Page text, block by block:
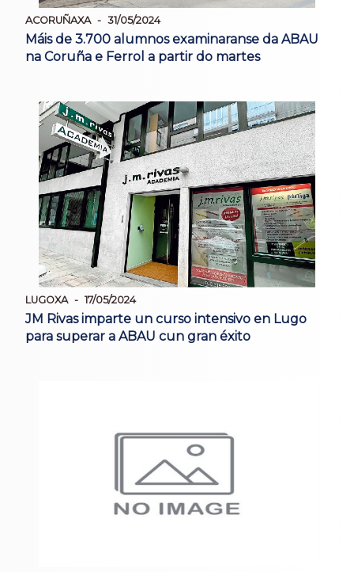
ACORUÑAXA 31/05/2024
Máis de 3.700 alumnos examinaranse da ABAU
na Coruña e Ferrol a partir do martes
LUGOXA 17/05/2024
JM Rivas imparte un curso intensivo en Lugo
para superar a ABAU cun gran éxito